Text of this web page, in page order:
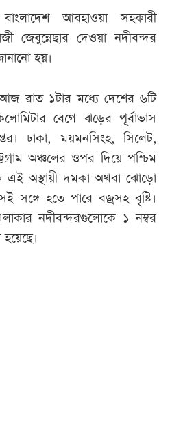
আবহাওয়া সহকারী
জেবুন্নেছার দেওয়া নদীবন্দর
হয়।
রাত ১টার মধ্যে দেশের ৬টি
বেগে ঝড়ের পূর্বাভাস
ঢাকা, ময়মনসিংহ, সিলেট,
অঞ্চলের ওপর দিয়ে পশ্চিম
এই অস্থায়ী দমকা অথবা ঝোড়ো
সঙ্গে হতে পারে বজ্রসহ বৃষ্টি।
নদীবন্দরগুলোকে ১ নম্বর